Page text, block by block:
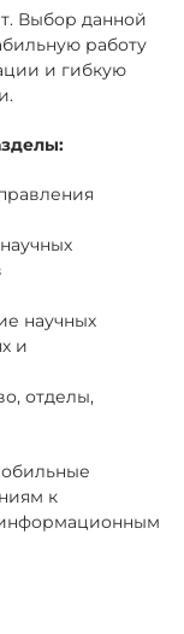
Выбор данной
работу
и гибкую
научных
и
отделы,
к